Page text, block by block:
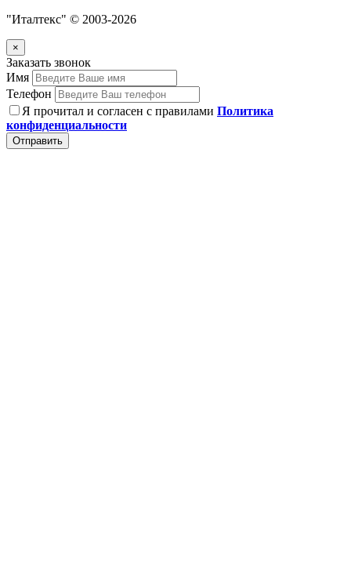
"Италтекс" © 2003-2026
×
Заказать звонок
Имя
Телефон
Я прочитал и согласен с правилами Политика
конфиденциальности
Отправить